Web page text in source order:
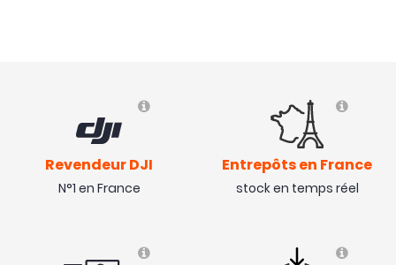
Revendeur DJI
N°1 en France
Entrepôts en France
stock en temps réel